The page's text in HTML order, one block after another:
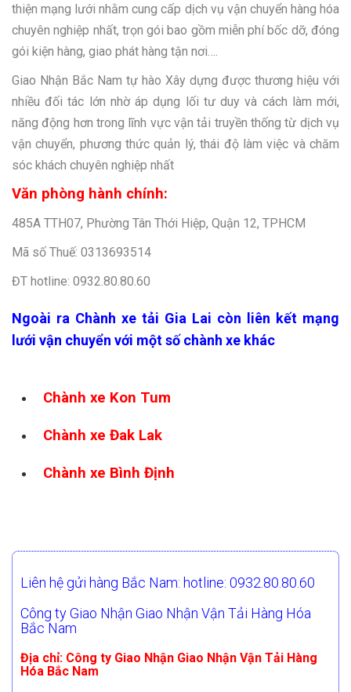
thiện mạng lưới nhằm cung cấp dịch vụ vận chuyển hàng hóa
chuyên nghiệp nhất, trọn gói bao gồm miễn phí bốc dỡ, đóng
gói kiện hàng, giao phát hàng tận nơi….
Giao Nhận Bắc Nam tự hào Xây dựng được thương hiệu với
nhiều đối tác lớn nhờ áp dụng lối tư duy và cách làm mới,
năng động hơn trong lĩnh vực vận tải truyền thống từ dịch vụ
vận chuyển, phương thức quản lý, thái độ làm việc và chăm
sóc khách chuyên nghiệp nhất
Văn phòng hành chính:
485A TTH07, Phường Tân Thới Hiệp, Quận 12, TPHCM
Mã số Thuế: 0313693514
ĐT hotline: 0932.80.80.60
Ngoài ra Chành xe tải Gia Lai còn liên kết mạng
lưới vận chuyển với một số chành xe khác
Chành xe Kon Tum
Chành xe Đak Lak
Chành xe Bình Định
Liên hệ gửi hàng Bắc Nam: hotline: 0932.80.80.60
Công ty Giao Nhận Giao Nhận Vận Tải Hàng Hóa
Bắc Nam
Địa chỉ: Công ty Giao Nhận Giao Nhận Vận Tải Hàng
Hóa Bắc Nam